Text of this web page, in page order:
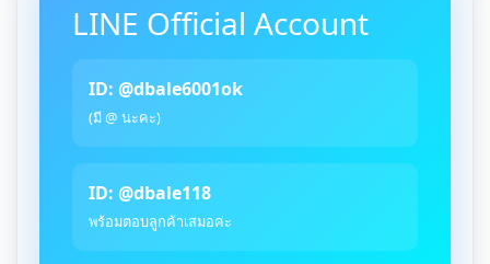
LINE Official Account
ID: @dbale6001ok
(มี @ นะคะ)
ID: @dbale118
พร้อมตอบลูกค้าเสมอค่ะ